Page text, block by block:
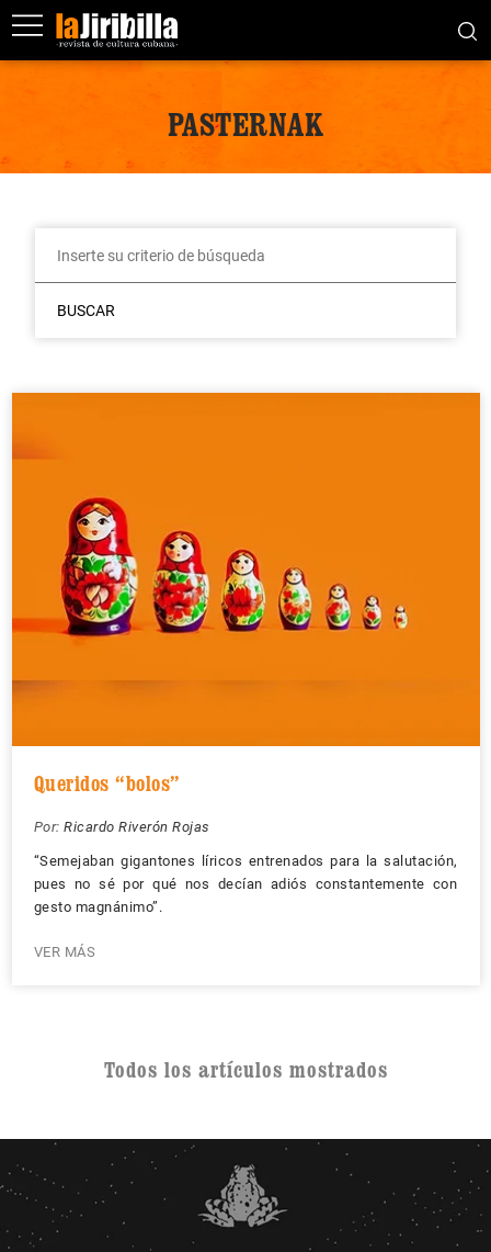
PASTERNAK
BUSCAR
Queridos “bolos”
Por: Ricardo Riverón Rojas
“Semejaban gigantones líricos entrenados para la salutación,
pues no sé por qué nos decían adiós constantemente con
gesto magnánimo”.
VER MÁS
Todos los artículos mostrados